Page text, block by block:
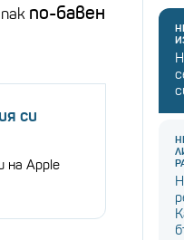
по-бавен
си
на Apple